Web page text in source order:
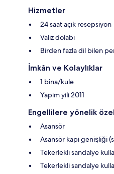
Hizmetler
24 saat açık resepsiyon
Valiz dolabı
Birden fazla dil bilen
İmkân ve Kolaylıklar
1 bina/kule
Yapım yılı 2011
Engellilere yönelik
Asansör
Asansör kapı genişliği
Tekerlekli sandalye
Tekerlekli sandalye